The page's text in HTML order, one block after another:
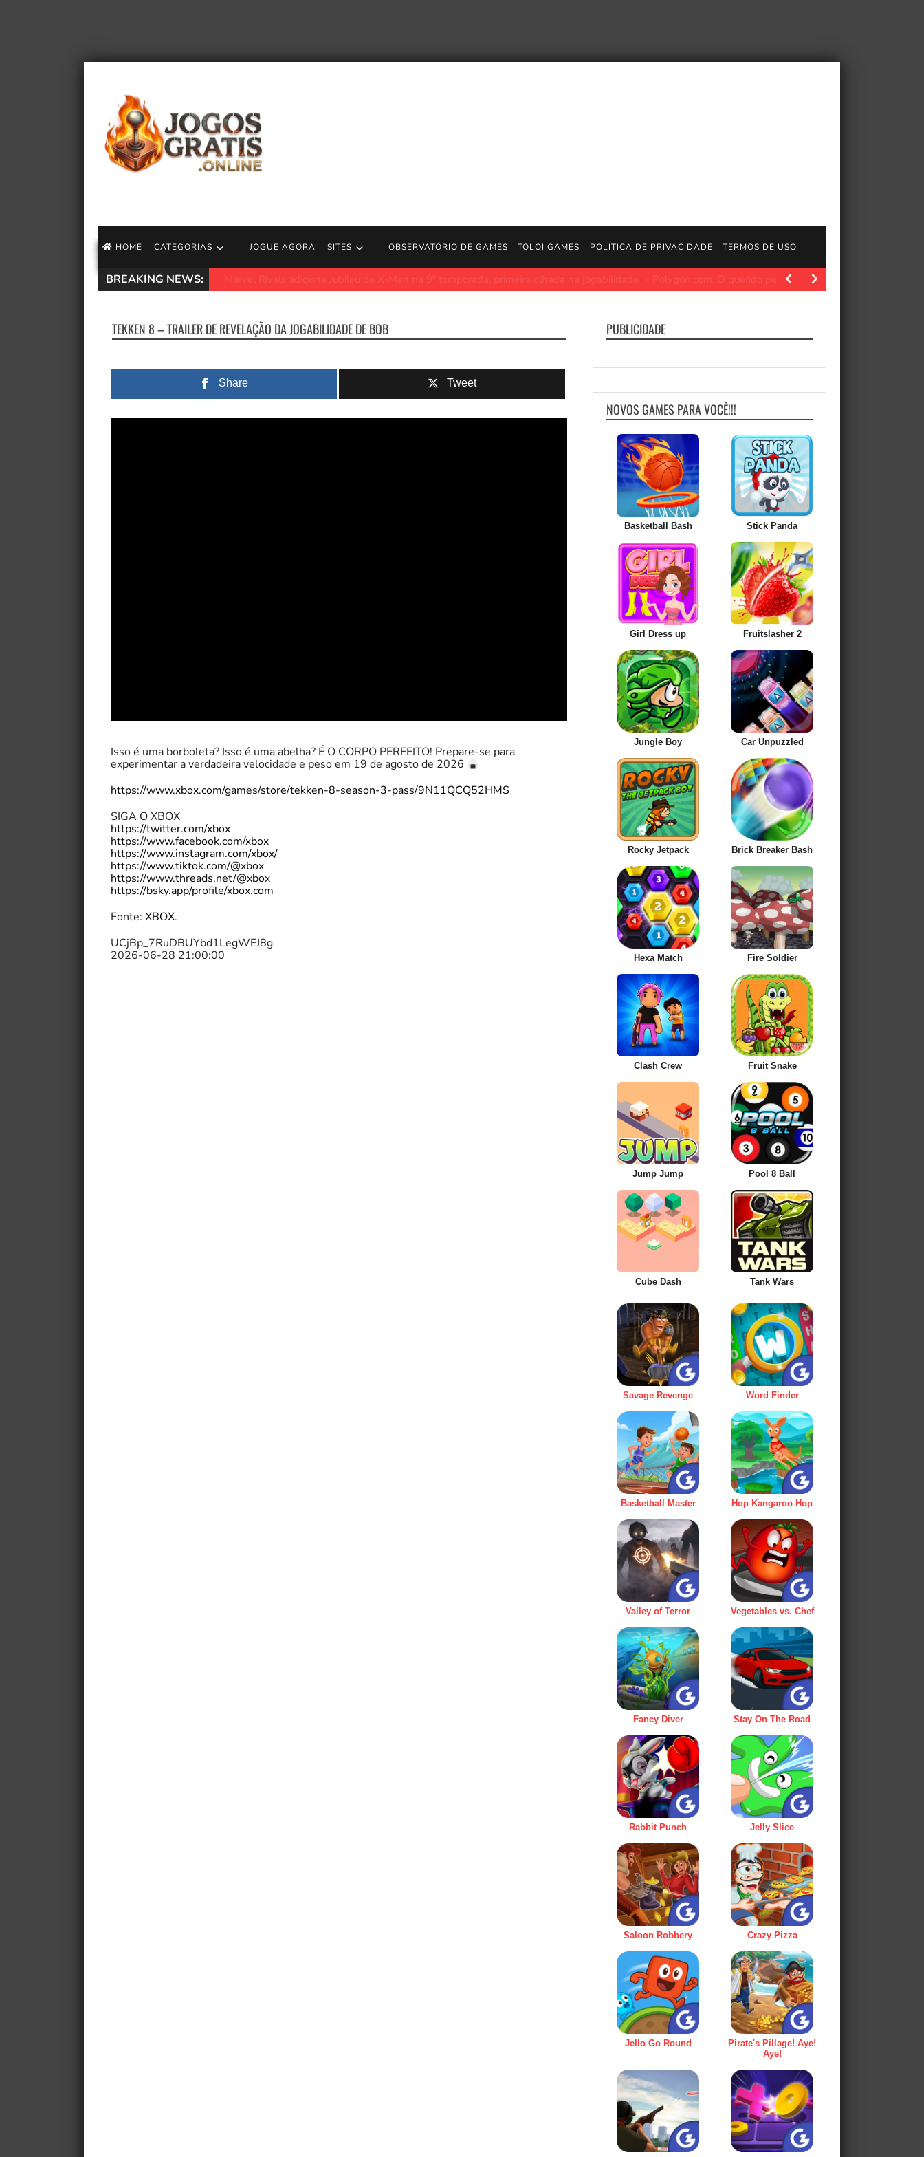
HOME CATEGORIAS JOGUE AGORA SITES OBSERVATÓRIO DE GAMES TOLOI GAMES POLÍTICA DE PRIVACIDADE TERMOS DE USO
BREAKING NEWS: Polygon.com. Depois de duas temporadas de sucesso no Prime…
TEKKEN 8 – TRAILER DE REVELAÇÃO DA JOGABILIDADE DE BOB
Share Tweet
Isso é uma borboleta? Isso é uma abelha? É O CORPO PERFEITO! Prepare-se para
experimentar a verdadeira velocidade e peso em 19 de agosto de 2026
https://www.xbox.com/games/store/tekken-8-season-3-pass/9N11QCQ52HMS
SIGA O XBOX
https://twitter.com/xbox
https://www.facebook.com/xbox
https://www.instagram.com/xbox/
https://www.tiktok.com/@xbox
https://www.threads.net/@xbox
https://bsky.app/profile/xbox.com
Fonte: XBOX.
UCjBp_7RuDBUYbd1LegWEJ8g
2026-06-28 21:00:00
PUBLICIDADE
NOVOS GAMES PARA VOCÊ!!!
Basketball Bash Stick Panda
Girl Dress up Fruitslasher 2
Jungle Boy Car Unpuzzled
Rocky Jetpack Brick Breaker Bash
Hexa Match Fire Soldier
Clash Crew Fruit Snake
Jump Jump Pool 8 Ball
Cube Dash Tank Wars
Savage Revenge Word Finder
Basketball Master Hop Kangaroo Hop
Valley of Terror Vegetables vs. Chef
Fancy Diver Stay On The Road
Rabbit Punch Jelly Slice
Saloon Robbery Crazy Pizza
Jello Go Round
Pirate's Pillage! Aye!
Aye!